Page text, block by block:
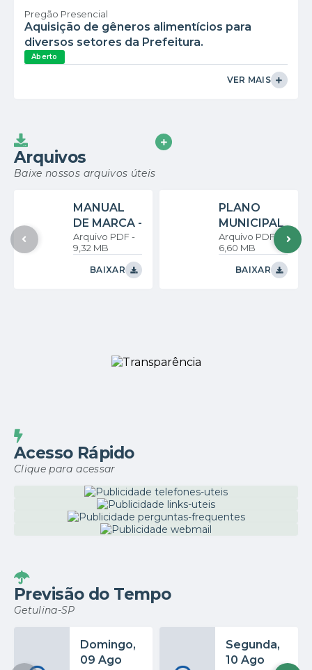
Pregão Presencial
Aquisição de gêneros alimentícios para
diversos setores da Prefeitura.
Aberto
VER MAIS
Arquivos
Baixe nossos arquivos úteis
MANUAL
DE MARCA -
PREFEITUR
A DE
GETULINA
PDF
9,32 MB
BAIXAR
PLANO
MUNICIPAL
DE GESTÃO
INTEGRAD
A DE
PDF
6,60 MB
BAIXAR
Acesso Rápido
Clique para acessar
Previsão do Tempo
Getulina-SP
Domingo
09 Ago
Segunda
10 Ago